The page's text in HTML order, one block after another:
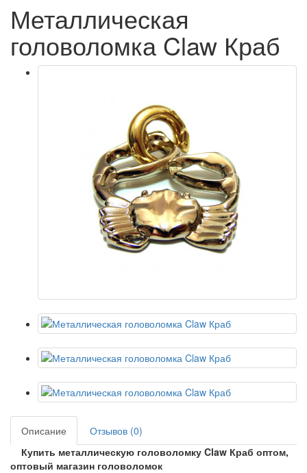
Металлическая
головоломка Claw Краб
Описание
Отзывов (0)
Купить металлическую головоломку Claw Краб оптом,
оптовый магазин головоломок